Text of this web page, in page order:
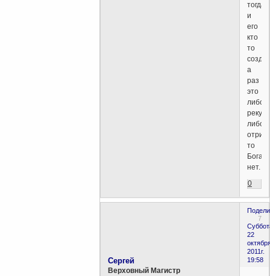
тогда
и
его
кто
то
а
раз
это
либо
либо
то
Бога
нет.
0
7
22
2011г.
19:58
Сергей
Верховный Магистр